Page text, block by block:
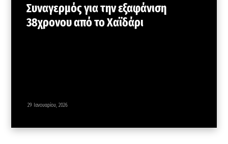
Συναγερμός για την εξαφάνιση
38χρονου από το Χαϊδάρι
29 Ιανουαρίου, 2026